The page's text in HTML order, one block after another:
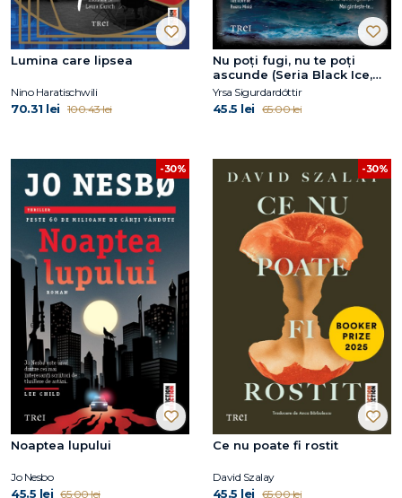
Lumina care lipsea
Nino Haratischwili
70.31 lei 100.43 lei
Nu poți fugi, nu te poți
ascunde (Seria Black Ice,
vol.1)
Yrsa Sigurdardóttir
45.5 lei 65.00 lei
-30%
Noaptea lupului
Jo Nesbo
45.5 lei 65.00 lei
-30%
Ce nu poate fi rostit
David Szalay
45.5 lei 65.00 lei